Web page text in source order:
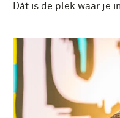
Dát is de plek waar je